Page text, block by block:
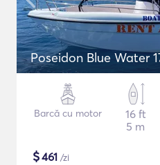
Poseidon Blue Water
Barcă cu motor
16 ft
5 m
$461 /zi